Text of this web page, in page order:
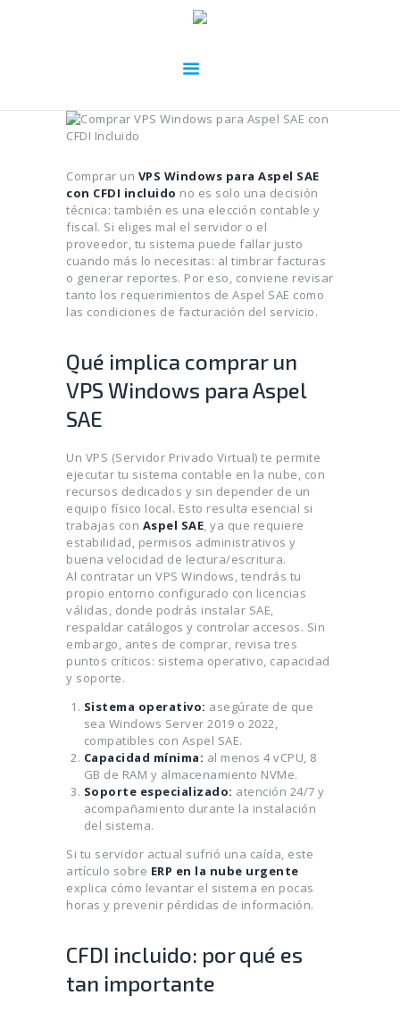
Comprar un VPS Windows para Aspel SAE
con CFDI incluido no es solo una decisión
técnica: también es una elección contable y
fiscal. Si eliges mal el servidor o el
proveedor, tu sistema puede fallar justo
cuando más lo necesitas: al timbrar facturas
o generar reportes. Por eso, conviene revisar
tanto los requerimientos de Aspel SAE como
las condiciones de facturación del servicio.
Qué implica comprar un
VPS Windows para Aspel
SAE
Un VPS (Servidor Privado Virtual) te permite
ejecutar tu sistema contable en la nube, con
recursos dedicados y sin depender de un
equipo físico local. Esto resulta esencial si
trabajas con Aspel SAE , ya que requiere
estabilidad, permisos administrativos y
buena velocidad de lectura/escritura.
Al contratar un VPS Windows, tendrás tu
propio entorno configurado con licencias
válidas, donde podrás instalar SAE,
respaldar catálogos y controlar accesos. Sin
embargo, antes de comprar, revisa tres
puntos críticos: sistema operativo, capacidad
y soporte.
Sistema operativo: asegúrate de que
sea Windows Server 2019 o 2022,
compatibles con Aspel SAE.
Capacidad mínima: al menos 4 vCPU, 8
GB de RAM y almacenamiento NVMe.
Soporte especializado: atención 24/7 y
acompañamiento durante la instalación
del sistema.
Si tu servidor actual sufrió una caída, este
artículo sobre ERP en la nube urgente
explica cómo levantar el sistema en pocas
horas y prevenir pérdidas de información.
CFDI incluido: por qué es
tan importante